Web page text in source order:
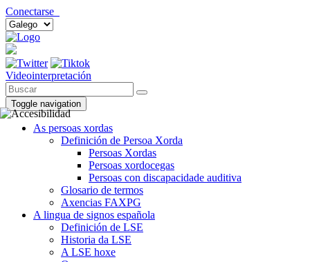
Conectarse
Videointerpretación
Toggle navigation
As persoas xordas
Definición de Persoa Xorda
Persoas Xordas
Persoas xordocegas
Persoas con discapacidade auditiva
Glosario de termos
Axencias FAXPG
A lingua de signos española
Definición de LSE
Historia da LSE
A LSE hoxe